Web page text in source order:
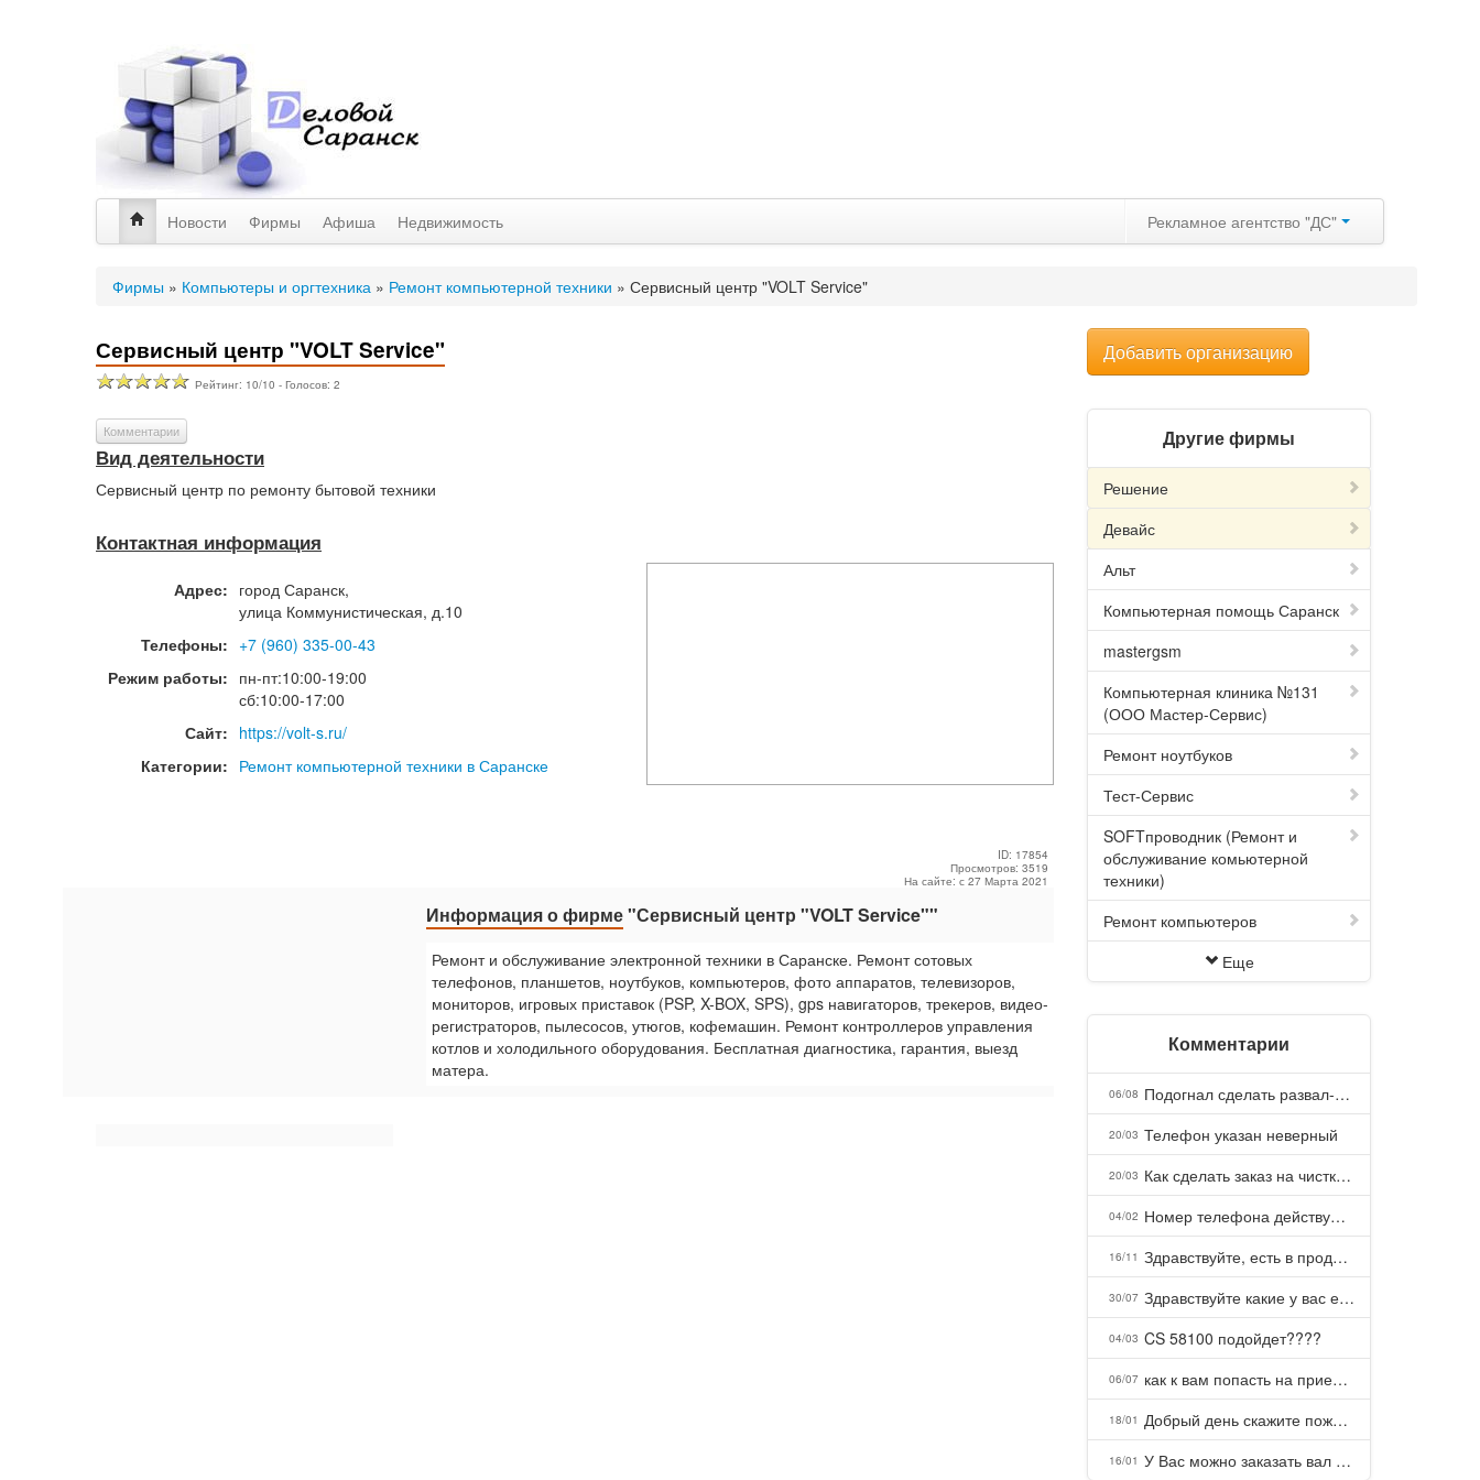
Новости Фирмы Афиша Недвижимость Рекламное агентство "ДС"
Фирмы » Компьютеры и оргтехника » Ремонт компьютерной техники » Сервисный центр "VOLT Service"
Сервисный центр "VOLT Service"
Рейтинг: 10/10 - Голосов: 2
Комментарии
Вид деятельности
Сервисный центр по ремонту бытовой техники
Контактная информация
Адрес: город Саранск,
улица Коммунистическая, д.10
Телефоны: +7 (960) 335-00-43
Режим работы: пн-пт:10:00-19:00
сб:10:00-17:00
Сайт: https://volt-s.ru/
Категории: Ремонт компьютерной техники в Саранске
ID: 17854
Просмотров: 3519
На сайте: с 27 Марта 2021
Информация о фирме"Сервисный центр "VOLT Service""
Ремонт и обслуживание электронной техники в Саранске. Ремонт сотовых
телефонов, планшетов, ноутбуков, компьютеров, фото аппаратов, телевизоров,
мониторов, игровых приставок (PSP, X-BOX, SPS), gps навигаторов, трекеров, видео-
регистраторов, пылесосов, утюгов, кофемашин. Ремонт контроллеров управления
котлов и холодильного оборудования. Бесплатная диагностика, гарантия, выезд
матера.
Добавить организацию
Другие фирмы
Решение
Девайс
Альт
Компьютерная помощь Саранск
mastergsm
Компьютерная клиника №131
(ООО Мастер-Сервис)
Ремонт ноутбуков
Тест-Сервис
SOFTпроводник (Ремонт и
обслуживание комьютерной
техники)
Ремонт компьютеров
Еще
Комментарии
06/08 Подогнал сделать развал-схождение, сделали- машина уходит на право и колеса проверил все хорошо с атмосферами ужас как можно делать авто, не ужели не берегут свою репутацию, не советую.
20/03 Телефон указан неверный
20/03 Как сделать заказ на чистку пуховых подушек?
04/02 Номер телефона действующий можно узнать почему номер неправельный
16/11 Здравствуйте, есть в продаже? Есть доставка до Казани?
30/07 Здравствуйте какие у вас есть курсы и какая цена, ?
04/03 CS 58100 подойдет????
06/07 как к вам попасть на прием? Или дозвониться, трубку не берете.
18/01 Добрый день скажите пожалуйста как можно с вами связаться . Телефон не отвечает .Заказала кухню в тц Хороший есть претензии а менеджер контактов не дает .Что делать?
16/01 У Вас можно заказать вал шлицевой от косилки заря для мтз, который соединяет мотоблок с косилкой.?